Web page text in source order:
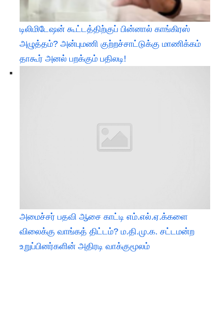
டிலிமிடேஷன் கூட்டத்திற்குப் பின்னால் காங்கிரஸ்
அழுத்தம்? அன்புமணி குற்றச்சாட்டுக்கு மாணிக்கம்
தாகூர் அனல் பறக்கும் பதிலடி!
அமைச்சர் பதவி ஆசை காட்டி எம்.எல்.ஏ.க்களை
விலைக்கு வாங்கத் திட்டம்? ம.தி.மு.க. சட்டமன்ற
உறுப்பினர்களின் அதிரடி வாக்குமூலம்